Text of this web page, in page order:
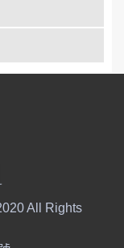
All Rights